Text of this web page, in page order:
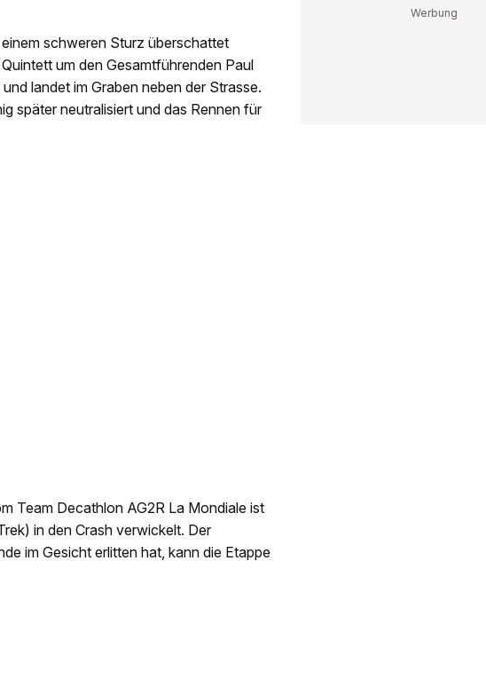
schweren Sturz überschattet
um den Gesamtführenden Paul
landet im Graben neben der Strasse.
später neutralisiert und das Rennen für
Team Decathlon AG2R La Mondiale ist
in den Crash verwickelt. Der
im Gesicht erlitten hat, kann die Etappe